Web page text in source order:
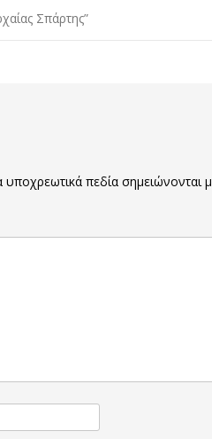
Σπάρτης”
υποχρεωτικά πεδία σημειώνονται